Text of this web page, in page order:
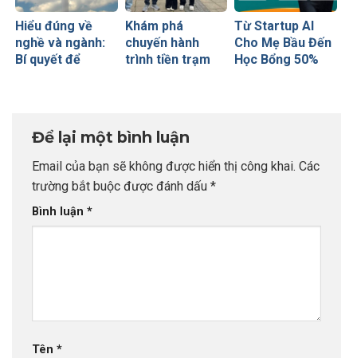
Hiểu đúng về
nghề và ngành:
Bí quyết để
Khám phá
chuyến hành
trình tiền trạm
Từ Startup AI
Cho Mẹ Bầu Đến
Học Bổng 50%
Để lại một bình luận
Email của bạn sẽ không được hiển thị công khai. Các
trường bắt buộc được đánh dấu *
Bình luận *
Tên *